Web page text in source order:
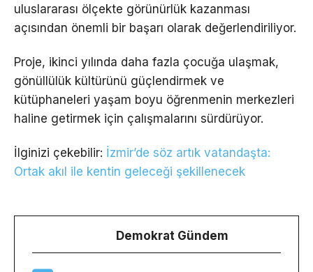
uluslararası ölçekte görünürlük kazanması
açısından önemli bir başarı olarak değerlendiriliyor.
Proje, ikinci yılında daha fazla çocuğa ulaşmak,
gönüllülük kültürünü güçlendirmek ve
kütüphaneleri yaşam boyu öğrenmenin merkezleri
haline getirmek için çalışmalarını sürdürüyor.
İlginizi çekebilir: İzmir’de söz artık vatandaşta:
Ortak akıl ile kentin geleceği şekillenecek
Demokrat Gündem